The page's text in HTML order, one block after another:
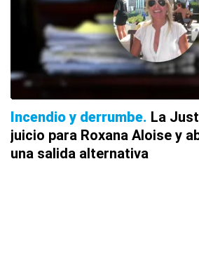
Incendio y derrumbe La
juicio para Roxana Aloise y
una salida alternativa